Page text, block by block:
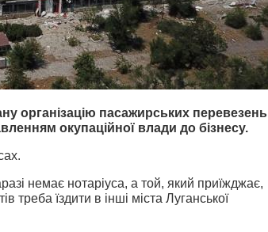
організацію пасажирських перевезень
окупаційної влади до бізнесу.
немає нотаріуса, а той, який приїжджає,
їздити в інші міста Луганської